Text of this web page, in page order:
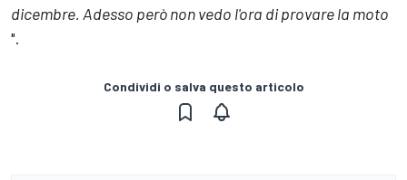
dicembre. Adesso però non vedo l'ora di provare la moto
".
Condividi o salva questo articolo